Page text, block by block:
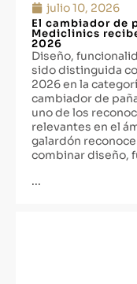
julio 10, 2026
El cambiador de
Mediclinics
2026
Diseño,
sido distinguida
2026 en la
cambiador de
uno de los
relevantes en el
galardón
combinar diseño,
...